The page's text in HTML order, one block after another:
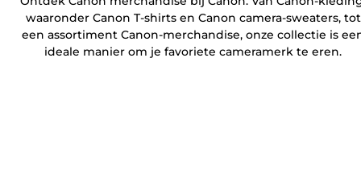
waaronder Canon T-shirts en Canon camera-sweaters, tot
een assortiment Canon-merchandise, onze collectie is
ideale manier om je favoriete cameramerk te eren.